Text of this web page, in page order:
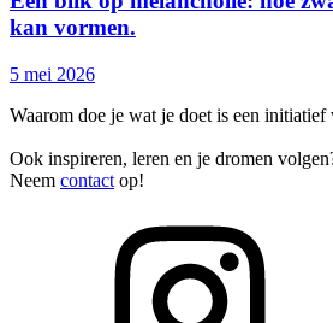
kan vormen.
5 mei 2026
Waarom doe je wat je doet is een initiatief
Ook inspireren, leren en je dromen
Neem contact op!